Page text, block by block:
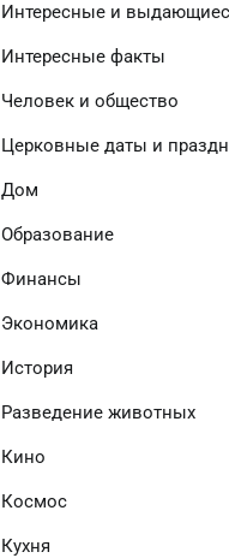
Интересные и
Интересные факты
Человек и общество
Церковные даты и
Дом
Образование
Финансы
Экономика
История
Разведение животных
Кино
Космос
Кухня